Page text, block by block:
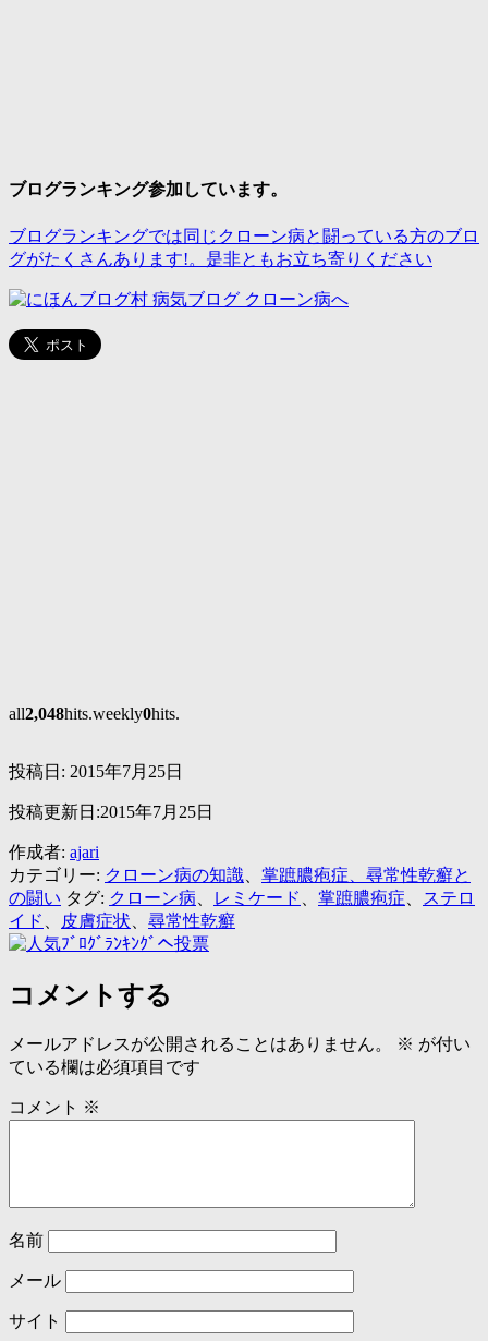
ブログランキング参加しています。
ブログランキングでは同じクローン病と闘っている方のブロ
グがたくさんあります!。是非ともお立ち寄りください
all2,048hits.weekly0hits.
投稿日: 2015年7月25日
投稿更新日:2015年7月25日
作成者: ajari
カテゴリー: クローン病の知識
掌蹠膿疱症、尋常性乾癬と
の闘い タグ: クローン病 レミケード 掌蹠膿疱症
ステロ
イド
皮膚症状 尋常性乾癬
コメントする
メールアドレスが公開されることはありません。 ※ が付い
ている欄は必須項目です
コメント ※
名前
メール
サイト